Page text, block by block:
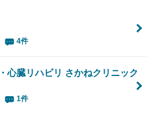
4件
心臓リハビリ さかねクリニック
1件